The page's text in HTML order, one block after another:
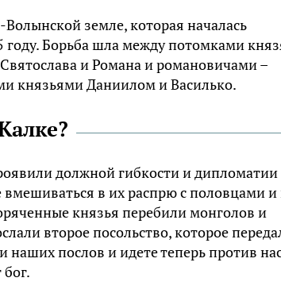
земле, которая началась
году. Борьба шла между потомками
и Романа и романовичами –
князьями Даниилом и Василько.
должной гибкости и дипломатии
в их распрю с половцами и
князья перебили монголов и
второе посольство, которое
послов и идете теперь против